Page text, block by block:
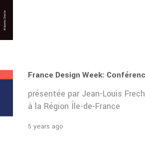
France Design Week:
présentée par Jean-Louis
à la Région Île-de-France
5 years ago